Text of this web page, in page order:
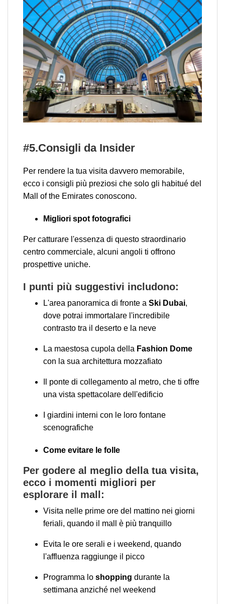
#5.Consigli da Insider
Per rendere la tua visita davvero memorabile,
ecco i consigli più preziosi che solo gli habitué del
Mall of the Emirates conoscono.
Migliori spot fotografici
Per catturare l'essenza di questo straordinario
centro commerciale, alcuni angoli ti offrono
prospettive uniche.
I punti più suggestivi includono:
L'area panoramica di fronte a Ski Dubai,
dove potrai immortalare l'incredibile
contrasto tra il deserto e la neve
La maestosa cupola della Fashion Dome
con la sua architettura mozzafiato
Il ponte di collegamento al metro, che ti offre
una vista spettacolare dell'edificio
I giardini interni con le loro fontane
scenografiche
Come evitare le folle
Per godere al meglio della tua visita,
ecco i momenti migliori per
esplorare il mall:
Visita nelle prime ore del mattino nei giorni
feriali, quando il mall è più tranquillo
Evita le ore serali e i weekend, quando
l'affluenza raggiunge il picco
Programma lo shopping durante la
settimana anziché nel weekend